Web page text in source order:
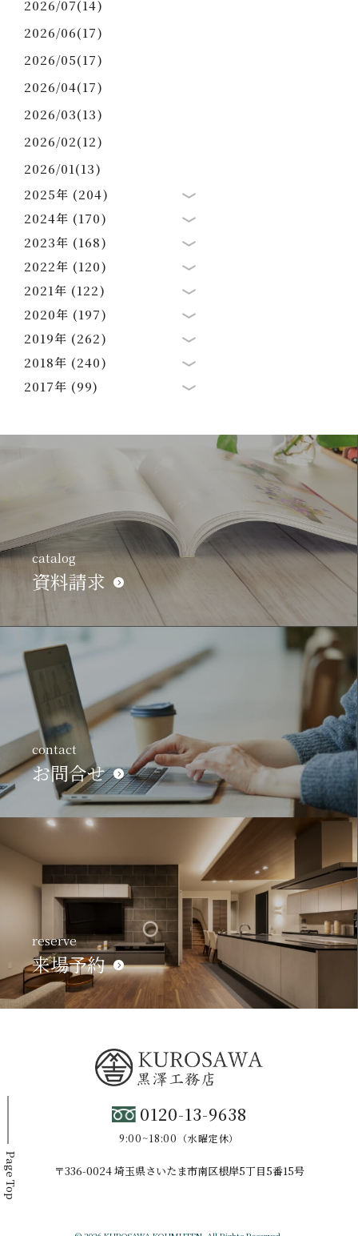
2026/07(14)
2026/06(17)
2026/05(17)
2026/04(17)
2026/03(13)
2026/02(12)
2026/01(13)
2025年 (204)
2024年 (170)
2023年 (168)
2022年 (120)
2021年 (122)
2020年 (197)
2019年 (262)
2018年 (240)
2017年 (99)
catalog
資料請求
contact
お問合せ
reserve
来場予約
Page Top
0120-13-9638
9:00~18:00（水曜定休）
〒336-0024 埼玉県さいたま市南区根岸5丁目5番15号